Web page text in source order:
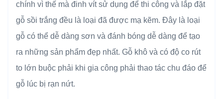
chính vì thế mà đinh vít sử dụng để thi công và lắp đặt
gỗ sồi trắng đều là loại đã được mạ kẽm. Đây là loại
gỗ có thể dễ dàng sơn và đánh bóng dễ dàng để tạo
ra những sản phẩm đẹp nhất. Gỗ khô và có độ co rút
to lớn buộc phải khi gia công phải thao tác chu đáo để
gỗ lúc bị rạn nứt.